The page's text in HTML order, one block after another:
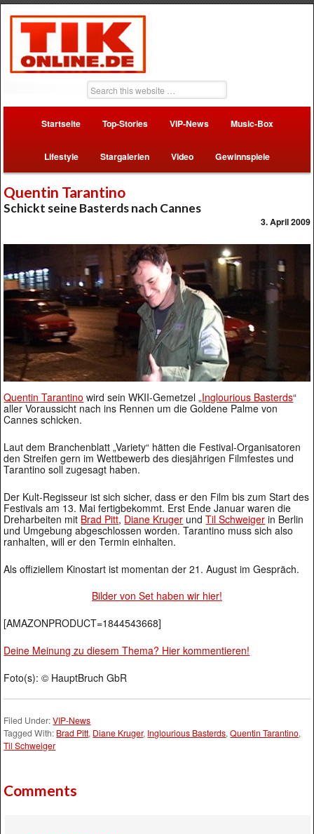
Startseite Top-Stories VIP-News Music-Box
Lifestyle Stargalerien Video Gewinnspiele
Quentin Tarantino
Schickt seine Basterds nach Cannes
3. April 2009
Quentin Tarantino wird sein WKII-Gemetzel „Inglourious Basterds“
aller Voraussicht nach ins Rennen um die Goldene Palme von
Cannes schicken.
Laut dem Branchenblatt „Variety“ hätten die Festival-Organisatoren
den Streifen gern im Wettbewerb des diesjährigen Filmfestes und
Tarantino soll zugesagt haben.
Der Kult-Regisseur ist sich sicher, dass er den Film bis zum Start des
Festivals am 13. Mai fertigbekommt. Erst Ende Januar waren die
Dreharbeiten mit Brad Pitt, Diane Kruger undTil Schweiger in Berlin
und Umgebung abgeschlossen worden. Tarantino muss sich also
ranhalten, will er den Termin einhalten.
Als offiziellem Kinostart ist momentan der 21. August im Gespräch.
Bilder von Set haben wir hier!
[AMAZONPRODUCT=1844543668]
Deine Meinung zu diesem Thema? Hier kommentieren!
Foto(s): © HauptBruch GbR
Filed Under:VIP-News
Tagged With: Brad Pitt, Diane Kruger, Inglourious Basterds,Quentin Tarantino,
Til Schweiger
Comments